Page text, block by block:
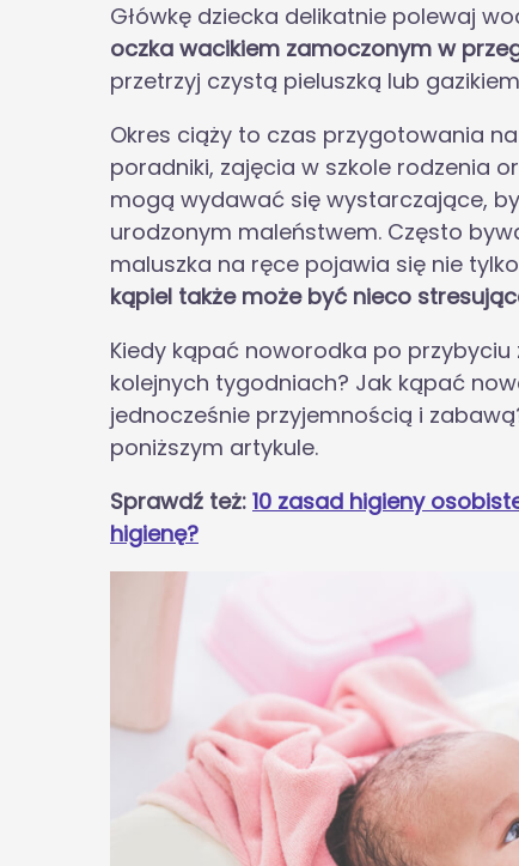
Główkę dziecka delikatnie polewaj
oczka wacikiem zamoczonym w
przetrzyj czystą pieluszką lub
Okres ciąży to czas przygotowania
poradniki, zajęcia w szkole rodzenia
mogą wydawać się wystarczające,
urodzonym maleństwem. Często
maluszka na ręce pojawia się nie
kąpiel także może być nieco
Kiedy kąpać noworodka po
kolejnych tygodniach? Jak kąpać
jednocześnie przyjemnością i
poniższym artykule.
Sprawdź też: 10 zasad higieny
higienę?